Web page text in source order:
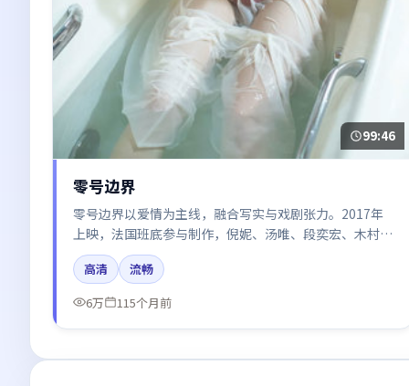
99:46
零号边界
零号边界以爱情为主线，融合写实与戏剧张力。2017年
上映，法国班底参与制作，倪妮、汤唯、段奕宏、木村拓
哉、雷佳音在片中呈现细腻表演，影像风格统一，配乐与
剪辑强化了情绪曲线。
高清
流畅
6万
115个月前